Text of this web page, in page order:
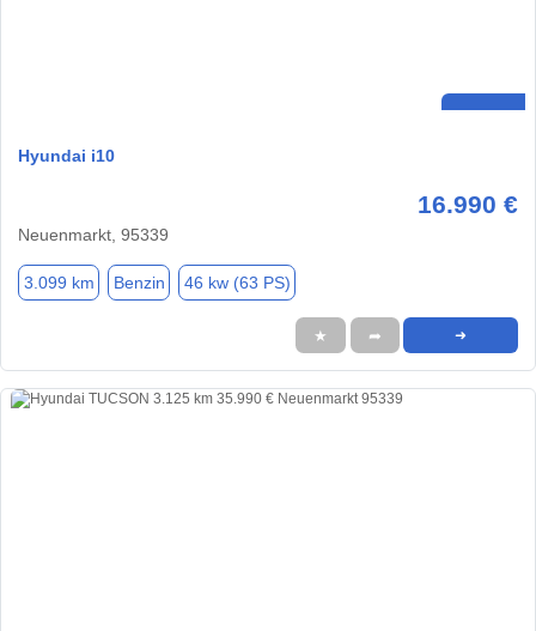
Hyundai i10
16.990 €
Neuenmarkt, 95339
3.099 km Benzin 46 kw (63 PS)
★ ➦ ➜